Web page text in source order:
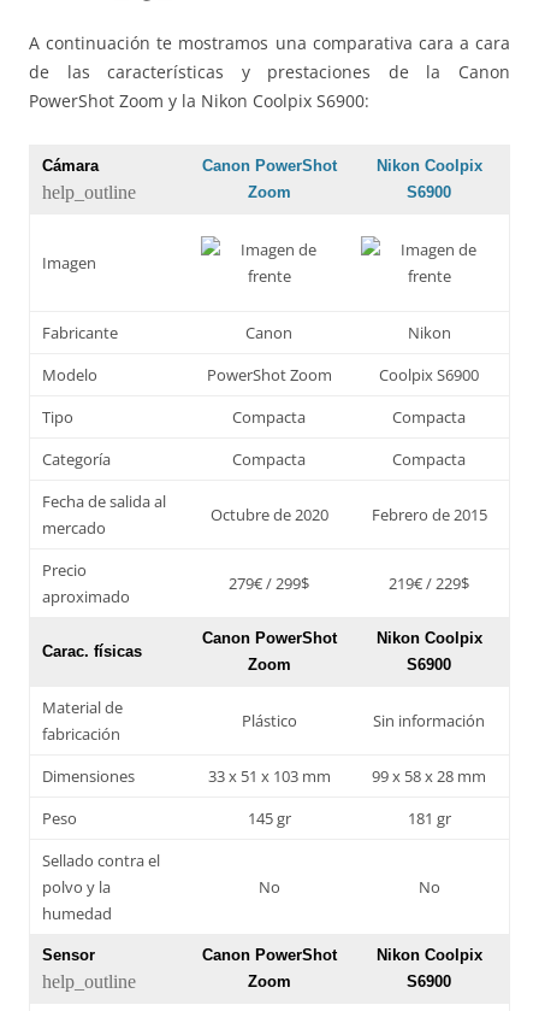
A continuación te mostramos una comparativa cara a cara
de las características y prestaciones de la Canon
PowerShot Zoom y la Nikon Coolpix S6900:
Cámara
help_outline
Canon PowerShot
Zoom
Nikon Coolpix
S6900
Imagen
Fabricante Canon
Nikon
Modelo
PowerShot Zoom
Coolpix S6900
Tipo
Compacta
Compacta
Categoría
Compacta
Compacta
Fecha de salida al
mercado
Octubre de 2020 Febrero de 2015
Precio
aproximado
279€ / 299$ 219€ / 229$
Carac. físicas
Canon PowerShot
Zoom
Nikon Coolpix
S6900
Material de
fabricación
Plástico Sin información
Dimensiones 33 x 51 x 103 mm
99 x 58 x 28 mm
Peso
145 gr
181 gr
Sellado contra el
polvo y la
humedad
No No
Sensor
help_outline
Canon PowerShot
Zoom
Nikon Coolpix
S6900